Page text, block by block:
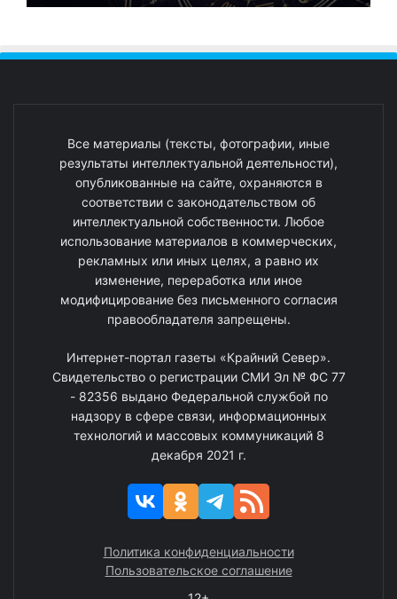
Все материалы (тексты, фотографии, иные
результаты интеллектуальной деятельности),
опубликованные на сайте, охраняются в
соответствии с законодательством об
интеллектуальной собственности. Любое
использование материалов в коммерческих,
рекламных или иных целях, а равно их
изменение, переработка или иное
модифицирование без письменного согласия
правообладателя запрещены.
Интернет-портал газеты «Крайний Север».
Свидетельство о регистрации СМИ Эл № ФС 77
- 82356 выдано Федеральной службой по
надзору в сфере связи, информационных
технологий и массовых коммуникаций 8
декабря 2021 г.
Политика конфиденциальности
Пользовательское соглашение